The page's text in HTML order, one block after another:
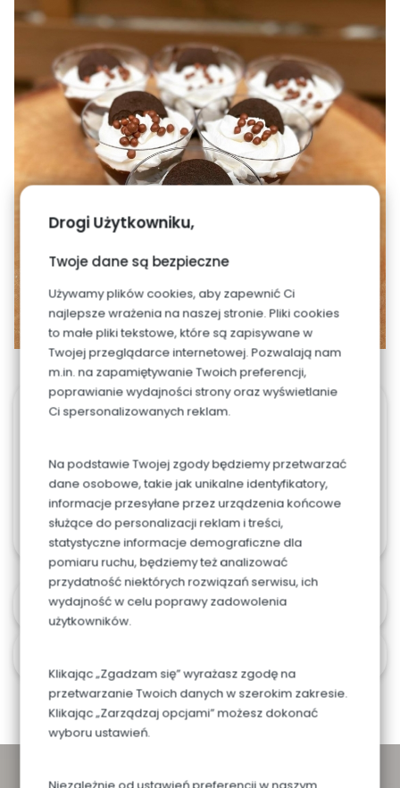
Drogi Użytkowniku,
Twoje dane są bezpieczne
Używamy plików cookies, aby zapewnić Ci
najlepsze wrażenia na naszej stronie. Pliki cookies
to małe pliki tekstowe, które są zapisywane w
Twojej przeglądarce internetowej. Pozwalają nam
m.in. na zapamiętywanie Twoich preferencji,
poprawianie wydajności strony oraz wyświetlanie
Ci spersonalizowanych reklam.
Na podstawie Twojej zgody będziemy przetwarzać
dane osobowe, takie jak unikalne identyfikatory,
informacje przesyłane przez urządzenia końcowe
służące do personalizacji reklam i treści,
statystyczne informacje demograficzne dla
pomiaru ruchu, będziemy też analizować
przydatność niektórych rozwiązań serwisu, ich
wydajność w celu poprawy zadowolenia
użytkowników.
Klikając „Zgadzam się” wyrażasz zgodę na
przetwarzanie Twoich danych w szerokim zakresie.
Klikając „Zarządzaj opcjami” możesz dokonać
wyboru ustawień.
938. Shot oreo
Alergeny